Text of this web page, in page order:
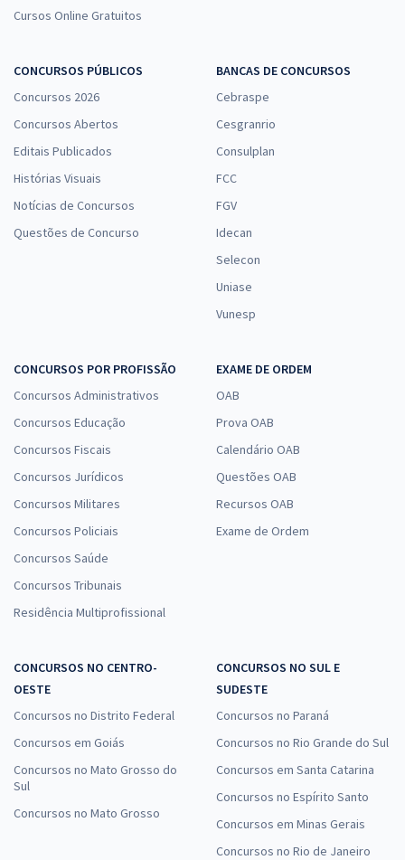
Cursos Online Gratuitos
CONCURSOS PÚBLICOS
Concursos 2026
Concursos Abertos
Editais Publicados
Histórias Visuais
Notícias de Concursos
Questões de Concurso
BANCAS DE CONCURSOS
Cebraspe
Cesgranrio
Consulplan
FCC
FGV
Idecan
Selecon
Uniase
Vunesp
CONCURSOS POR PROFISSÃO
Concursos Administrativos
Concursos Educação
Concursos Fiscais
Concursos Jurídicos
Concursos Militares
Concursos Policiais
Concursos Saúde
Concursos Tribunais
Residência Multiprofissional
EXAME DE ORDEM
OAB
Prova OAB
Calendário OAB
Questões OAB
Recursos OAB
Exame de Ordem
CONCURSOS NO CENTRO-
OESTE
Concursos no Distrito Federal
Concursos em Goiás
Concursos no Mato Grosso do
Sul
Concursos no Mato Grosso
CONCURSOS NO SUL E
SUDESTE
Concursos no Paraná
Concursos no Rio Grande do Sul
Concursos em Santa Catarina
Concursos no Espírito Santo
Concursos em Minas Gerais
Concursos no Rio de Janeiro